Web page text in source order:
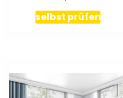
selbst prüfen